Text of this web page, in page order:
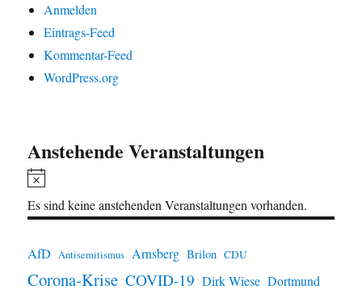
Anmelden
Eintrags-Feed
Kommentar-Feed
WordPress.org
Anstehende Veranstaltungen
i
n
w
i
Es sind keine anstehenden Veranstaltungen vorhanden.
AfD Antisemitismus Arnsberg Brilon CDU
Corona-Krise COVID-19 Dirk Wiese Dortmund